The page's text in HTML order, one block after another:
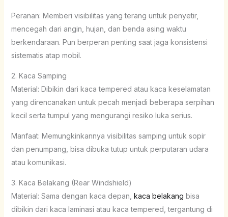
Peranan: Memberi visibilitas yang terang untuk penyetir,
mencegah dari angin, hujan, dan benda asing waktu
berkendaraan. Pun berperan penting saat jaga konsistensi
sistematis atap mobil.
2. Kaca Samping
Material: Dibikin dari kaca tempered atau kaca keselamatan
yang direncanakan untuk pecah menjadi beberapa serpihan
kecil serta tumpul yang mengurangi resiko luka serius.
Manfaat: Memungkinkannya visibilitas samping untuk sopir
dan penumpang, bisa dibuka tutup untuk perputaran udara
atau komunikasi.
3. Kaca Belakang (Rear Windshield)
Material: Sama dengan kaca depan, kaca belakang bisa
dibikin dari kaca laminasi atau kaca tempered, tergantung di